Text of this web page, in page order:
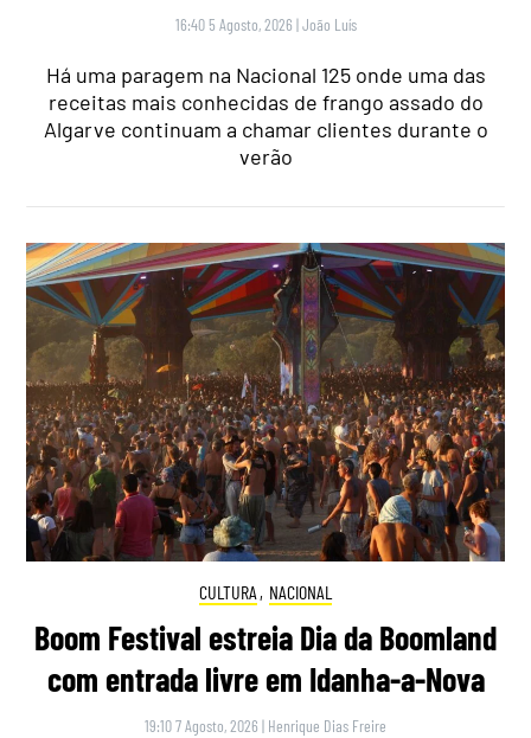
16:40 5 Agosto, 2026 |João Luís
Há uma paragem na Nacional 125 onde uma das
receitas mais conhecidas de frango assado do
Algarve continuam a chamar clientes durante o
verão
CULTURA , NACIONAL
Boom Festival estreia Dia da Boomland
com entrada livre em Idanha-a-Nova
19:10 7 Agosto, 2026 | Henrique Dias Freire